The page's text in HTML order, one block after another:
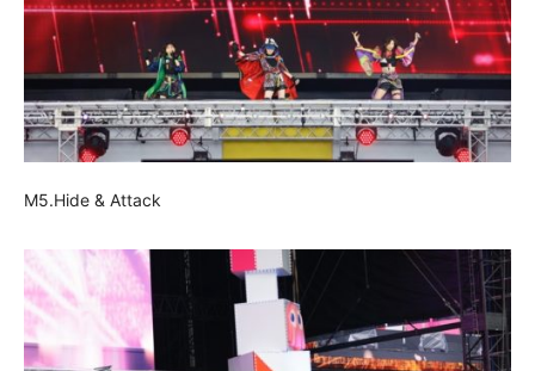
M5.Hide & Attack